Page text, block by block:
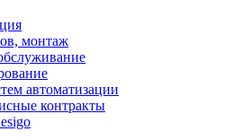
монтаж
автоматизации
контракты